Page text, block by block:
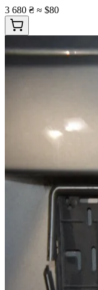
3 680 ₴ ≈ $80